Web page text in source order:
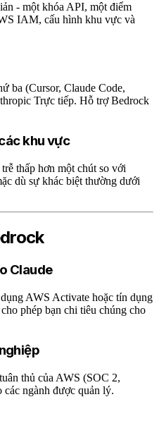
- một khóa API, một điểm
IAM, cấu hình khu vực và
ba (Cursor, Claude Code,
Trực tiếp. Hỗ trợ Bedrock
khu vực
thấp hơn một chút so với
dù sự khác biệt thường dưới
Claude
AWS Activate hoặc tín dụng
phép bạn chi tiêu chúng cho
thủ của AWS (SOC 2,
ngành được quản lý.